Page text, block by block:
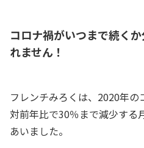
コロナ禍がいつまで続く
れません！
フレンチみろくは、2020年
対前年比で30％まで減少する
あいました。